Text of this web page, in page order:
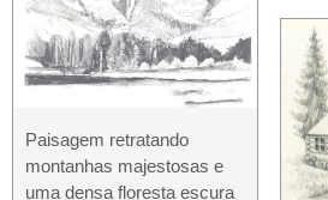
Paisagem retratando
montanhas majestosas e
uma densa floresta escura